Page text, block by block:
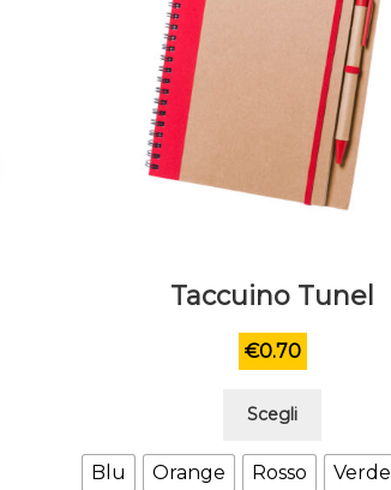
Taccuino Tunel
€0.70
Scegli
ha
Blu Orange Rosso
Verde